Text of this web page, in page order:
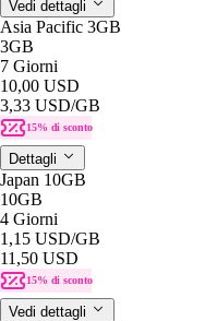
Vedi dettagli
Asia Pacific 3GB
3GB
7 Giorni
10,00 USD
3,33 USD/GB
15% di sconto
Dettagli
Japan 10GB
10GB
4 Giorni
1,15 USD/GB
11,50 USD
15% di sconto
Vedi dettagli